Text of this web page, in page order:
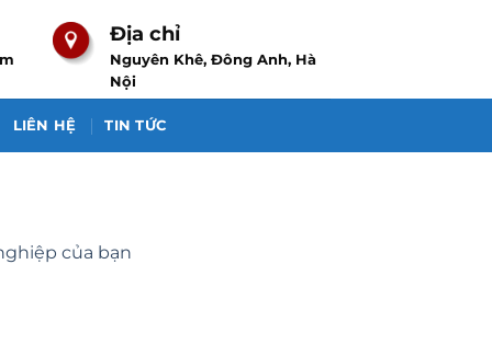
Địa chỉ
Nguyên Khê, Đông Anh, Hà
Nội
LIÊN HỆ TIN TỨC
của bạn